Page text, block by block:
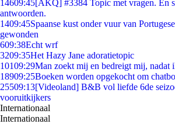
14609:45[AKQ] #3384 Topic met vragen. En
antwoorden.
1409:45Spaanse kust onder vuur van
gewonden
609:38Echt wrf
3209:35Het Hazy Jane adoratietopic
10109:29Man zoekt mij en bedreigt mij, nadat
18909:25Boeken worden opgekocht om
25509:13[Videoland] B&B vol liefde 6de
vooruitkijkers
Internationaal
Internationaal